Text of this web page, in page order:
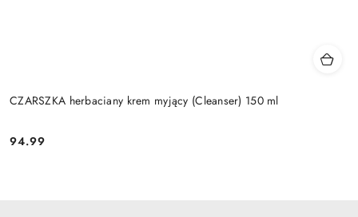
CZARSZKA herbaciany krem myjący (Cleanser) 150 ml
Cena:
94.99